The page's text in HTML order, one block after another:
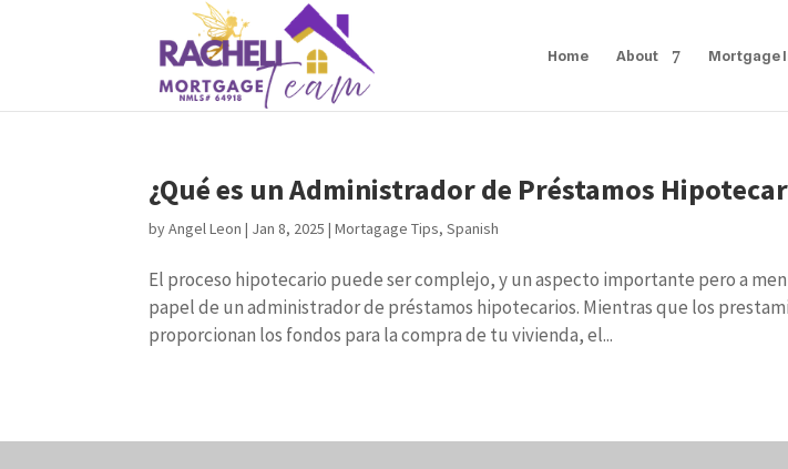
Home About Mortgage
¿Qué es un Administrador de Préstamos
byAngel Leon | Jan 8, 2025 |Mortagage Tips,Spanish
El proceso hipotecario puede ser complejo, y un aspecto importante pero a
papel de un administrador de préstamos hipotecarios. Mientras que los
proporcionan los fondos para la compra de tu vivienda, el...